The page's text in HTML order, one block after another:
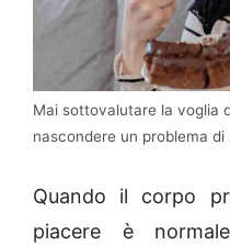
Mai sottovalutare la voglia
nascondere un problema
Quando il corpo
piacere è